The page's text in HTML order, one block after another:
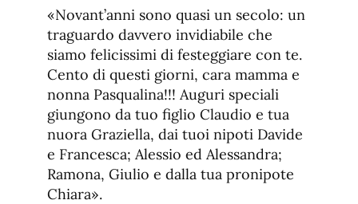
fuente
de
fuente.
«Novant’anni sono quasi un secolo: un
traguardo davvero invidiabile che
siamo felicissimi di festeggiare con te.
Cento di questi giorni, cara mamma e
nonna Pasqualina!!! Auguri speciali
giungono da tuo figlio Claudio e tua
nuora Graziella, dai tuoi nipoti Davide
e Francesca; Alessio ed Alessandra;
Ramona, Giulio e dalla tua pronipote
Chiara».